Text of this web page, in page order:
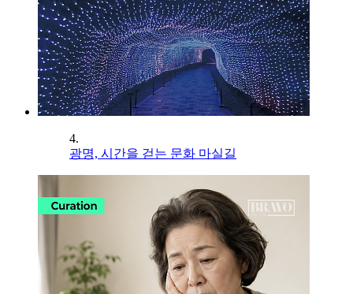
4.
광명, 시간을 걷는 문화 마실길